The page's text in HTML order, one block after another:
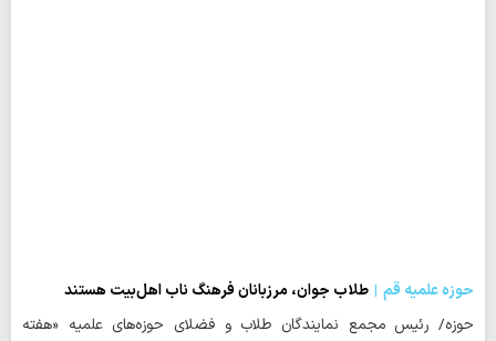
حوزه علمیه قم
طلاب جوان، مرزبانان فرهنگ ناب اهل‌بیت هستند
حوزه/ رئیس مجمع نمایندگان طلاب و فضلای حوزه‌های علمیه «هفته